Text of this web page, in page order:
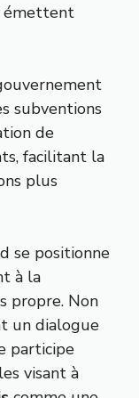
émettent
subventions
de
facilitant la
plus
se positionne
à la
propre. Non
un dialogue
participe
visant à